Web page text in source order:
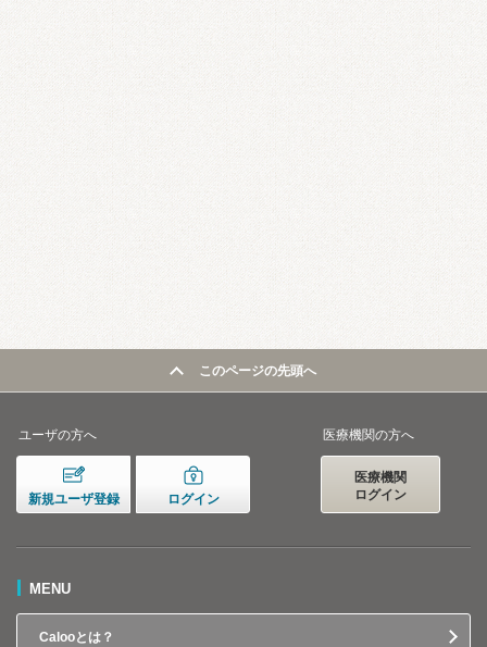
このページの先頭へ
ユーザの方へ
新規ユーザ登録 ログイン
医療機関の方へ
医療機関
ログイン
MENU
Calooとは？